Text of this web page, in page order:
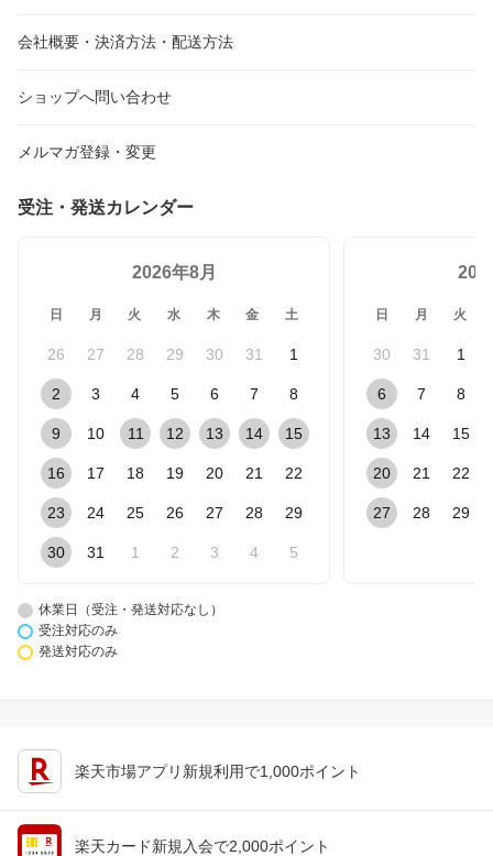
会社概要・決済方法・配送方法
ショップへ問い合わせ
メルマガ登録・変更
受注・発送カレンダー
2026年8月
日 月 火 水 木 金 土
26 27 28 29 30 31 1
2 3 4 5 6 7 8
9 10 11 12 13 14 15
16 17 18 19 20 21 22
23 24 25 26 27 28 29
30 31 1 2 3 4 5
日 月 火
30 31 1
6 7 8
13 14 15
20 21 22
27 28 29
休業日（受注・発送対応なし）
受注対応のみ
発送対応のみ
楽天市場アプリ新規利用で1,000ポイント
楽天カード新規入会で2,000ポイント